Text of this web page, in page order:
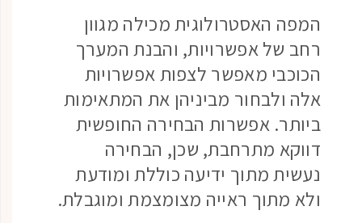
המפה האסטרולוגית מכילה מגוון
רחב של אפשרויות, והבנת המערך
הכוכבי מאפשר לצפות אפשרויות
אלה ולבחור מביניהן את המתאימות
ביותר. אפשרות הבחירה החופשית
דווקא מתרחבת, שכן, הבחירה
נעשית מתוך ידיעה כוללת ומודעת
ולא מתוך ראייה מצומצמת ומוגבלת.